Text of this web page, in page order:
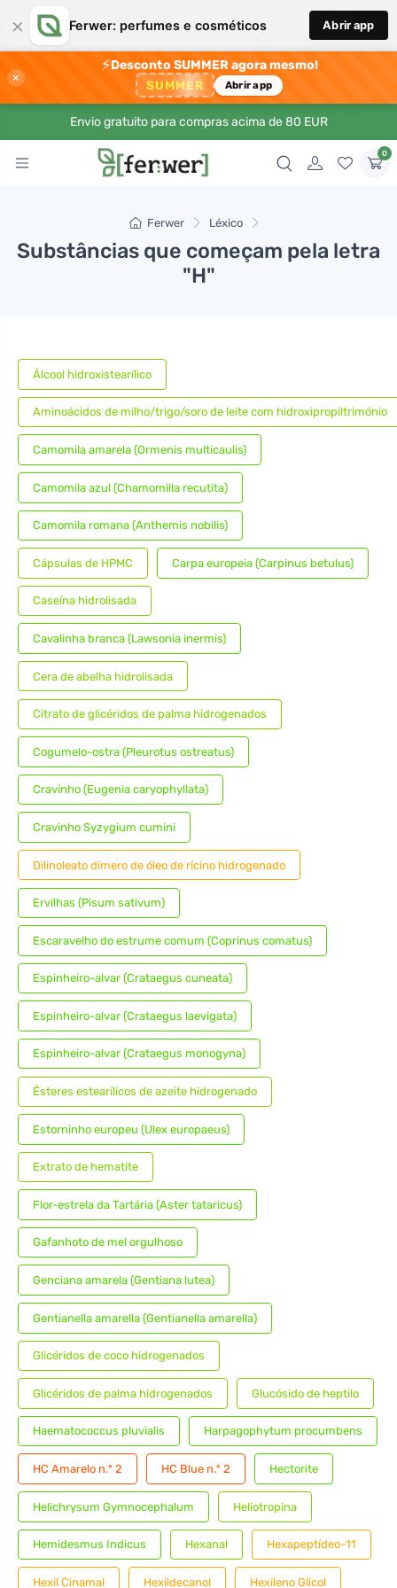
× Ferwer: perfumes e cosméticos Abrir app
×
⚡Desconto SUMMER agora mesmo!
SUMMER Abrir app
Envio gratuito para compras acima de 80 EUR
0
Ferwer Léxico
Substâncias que começam pela letra
"H"
Álcool hidroxistearílico
Aminoácidos de milho/trigo/soro de leite com hidroxipropiltrimónio
Camomila amarela (Ormenis multicaulis)
Camomila azul (Chamomilla recutita)
Camomila romana (Anthemis nobilis)
Cápsulas de HPMC Carpa europeia (Carpinus betulus)
Caseína hidrolisada
Cavalinha branca (Lawsonia inermis)
Cera de abelha hidrolisada
Citrato de glicéridos de palma hidrogenados
Cogumelo-ostra (Pleurotus ostreatus)
Cravinho (Eugenia caryophyllata)
Cravinho Syzygium cumini
Dilinoleato dímero de óleo de rícino hidrogenado
Ervilhas (Pisum sativum)
Escaravelho do estrume comum (Coprinus comatus)
Espinheiro-alvar (Crataegus cuneata)
Espinheiro-alvar (Crataegus laevigata)
Espinheiro-alvar (Crataegus monogyna)
Ésteres estearílicos de azeite hidrogenado
Estorninho europeu (Ulex europaeus)
Extrato de hematite
Flor-estrela da Tartária (Aster tataricus)
Gafanhoto de mel orgulhoso
Genciana amarela (Gentiana lutea)
Gentianella amarella (Gentianella amarella)
Glicéridos de coco hidrogenados
Glicéridos de palma hidrogenados Glucósido de heptilo
Haematococcus pluvialis Harpagophytum procumbens
HC Amarelo n.º 2 HC Blue n.º 2 Hectorite
Helichrysum Gymnocephalum Heliotropina
Hemidesmus Indicus Hexanal Hexapeptídeo-11
Hexil Cinamal Hexildecanol Hexileno Glicol